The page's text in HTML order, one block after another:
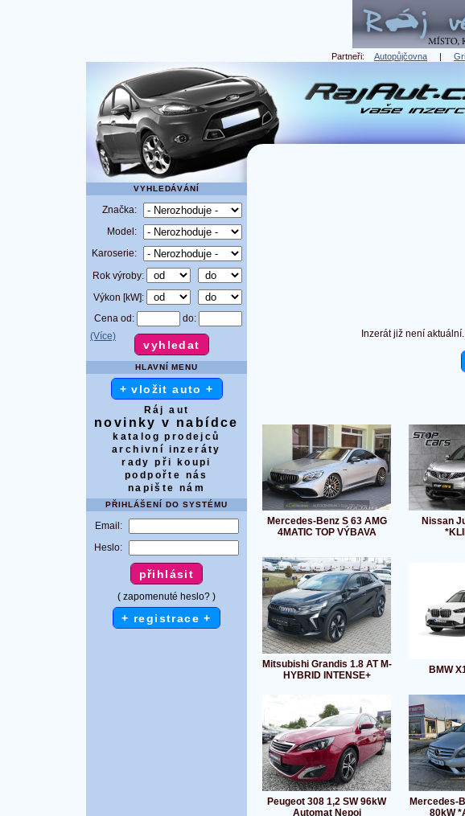
Partneři: Autopůjčovna |
VYHLEDÁVÁNÍ
Značka:
Model:
Karoserie:
Rok výroby:
Výkon [kW]:
Cena od:
do:
(Více)
HLAVNÍ MENU
+ vložit auto +
Ráj aut
novinky v nabídce
katalog prodejců
archivní inzeráty
rady při koupi
podpořte nás
napište nám
PŘIHLÁŠENÍ DO SYSTÉMU
Email:
Heslo:
( zapomenuté heslo? )
+ registrace +
Inzerát již není
Mercedes-Benz S 63 AMG
4MATIC TOP VÝBAVA
Nissan
Mitsubishi Grandis 1.8 AT M-
HYBRID INTENSE+
BMW
Peugeot 308 1,2 SW 96kW
Automat Nepoj
Mercedes-
80kW